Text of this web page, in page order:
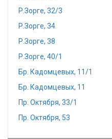
Р.Зорге, 32/3
Р.Зорге, 34
Р.Зорге, 38
Р.Зорге, 40/1
Бр. Кадомцевых, 11/1
Бр. Кадомцевых, 11
Пр. Октября, 33/1
Пр. Октября, 53